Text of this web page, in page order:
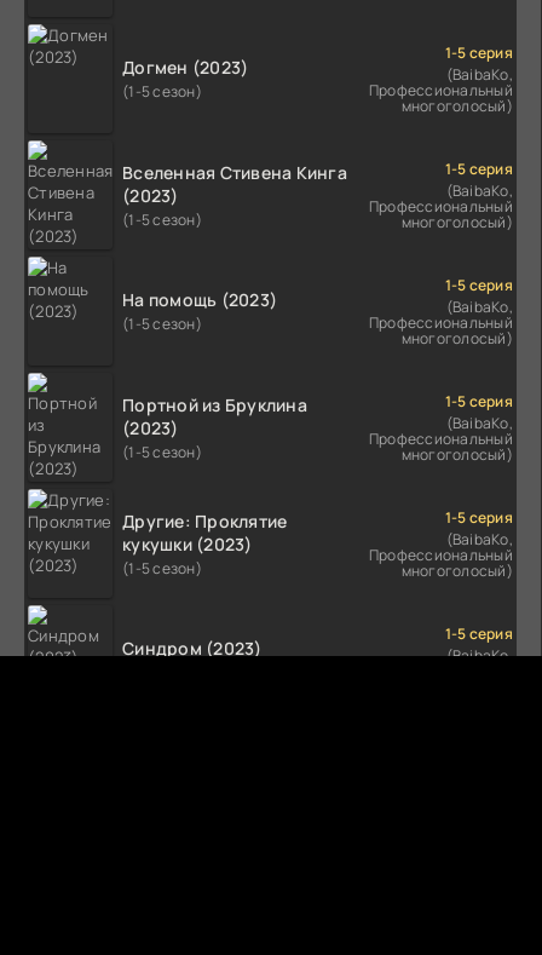
Догмен (2023)
(1-5 сезон)
1-5 серия
(BaibaKo,
Профессиональный
многоголосый)
Вселенная Стивена Кинга
(2023)
(1-5 сезон)
1-5 серия
(BaibaKo,
Профессиональный
многоголосый)
На помощь (2023)
(1-5 сезон)
1-5 серия
(BaibaKo,
Профессиональный
многоголосый)
Портной из Бруклина
(2023)
(1-5 сезон)
1-5 серия
(BaibaKo,
Профессиональный
многоголосый)
Другие: Проклятие
кукушки (2023)
(1-5 сезон)
1-5 серия
(BaibaKo,
Профессиональный
многоголосый)
Синдром (2023)
1-5 серия
(BaibaKo,